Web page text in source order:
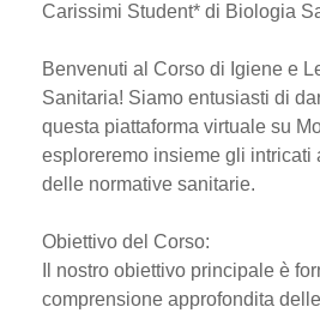
Carissimi Student* di Biologia
Benvenuti al Corso di Igiene e
Sanitaria! Siamo entusiasti di
questa piattaforma virtuale su
esploreremo insieme gli intricati
delle normative sanitarie.
Obiettivo del Corso:
Il nostro obiettivo principale è
comprensione approfondita